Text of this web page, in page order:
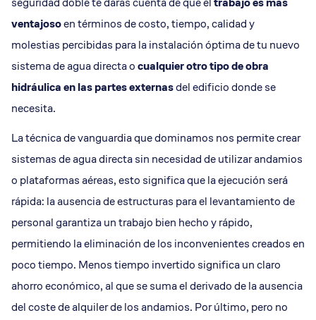
ventajosoen términos de costo, tiempo, calidad y
molestias percibidas para la instalación óptima de tu nuevo
sistema de agua directa ocualquier otro tipo de obra
hidráulica en las partes externasdel edificio donde se
necesita.
La técnica de vanguardia que dominamos nos permite crear
sistemas de agua directa sin necesidad de utilizar andamios
o plataformas aéreas, esto significa que la ejecución será
rápida: la ausencia de estructuras para el levantamiento de
personal garantiza un trabajo bien hecho y rápido,
permitiendo la eliminación de los inconvenientes creados en
poco tiempo. Menos tiempo invertido significa un claro
ahorro económico, al que se suma el derivado de la ausencia
del coste de alquiler de los andamios. Por último, pero no